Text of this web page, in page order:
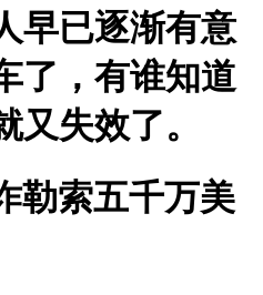
早已逐渐有意
了，有谁知道
又失效了。
勒索五千万美